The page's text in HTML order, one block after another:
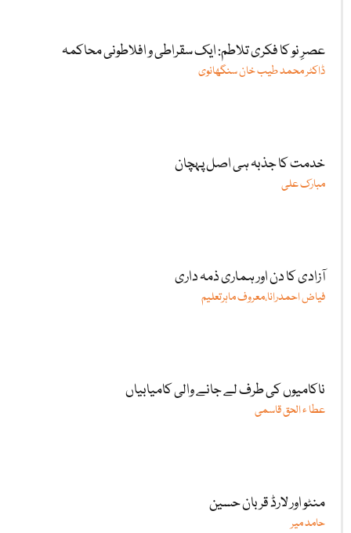
عصرِ نو کا فکری تلاطم: ایک سقراطی و افلاطونی محاکمہ
ڈاکٹر محمد طیب خان سنگھانوی
خدمت کا جذبہ ہی اصل پہچان
مبارک علی
آزادی کا دن اور ہماری ذمہ داری
فیاض احمدرانا،معروف ماہرتعلیم
ناکامیوں کی طرف لے جانے والی کامیابیاں
عطا ء الحق قاسمی
منٹو اور لارڈ قربان حسین
حامد میر